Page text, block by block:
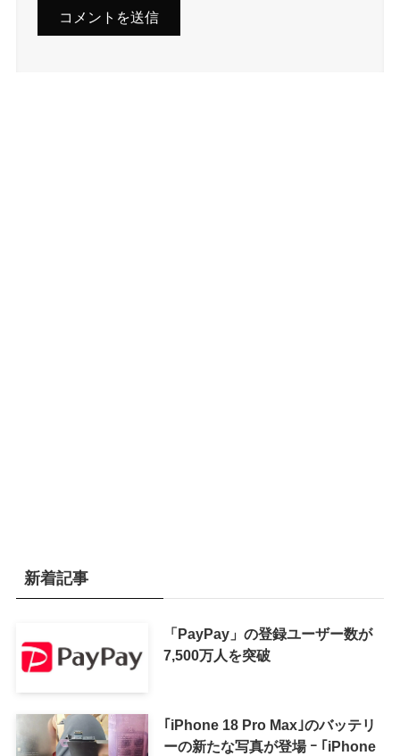
新着記事
「PayPay」の登録ユーザー数が
7,500万人を突破
｢iPhone 18 Pro Max｣のバッテリ
ーの新たな写真が登場 ｰ ｢iPhone